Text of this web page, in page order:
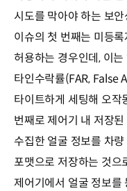
시도를 막아야 하는 보
이슈의 첫 번째는 미등
허용하는 경우인데, 이
타인수락률(FAR, False
타이트하게 세팅해 오작
번째로 제어기 내 저장
수집한 얼굴 정보를 차
포맷으로 저장하는 것으
제어기에서 얼굴 정보를